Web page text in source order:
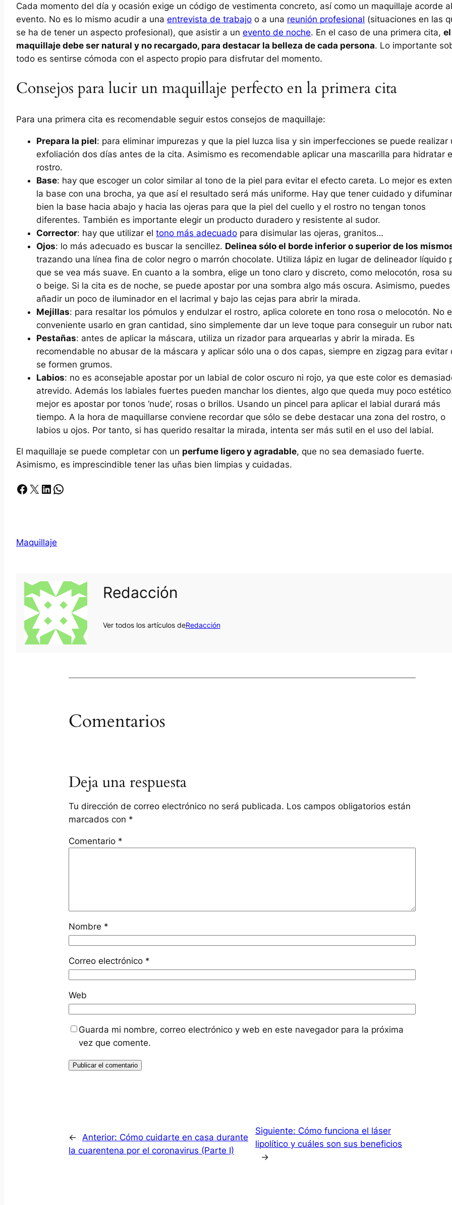
Cada momento del día y ocasión exige un código de vestimenta concreto, así como un maquillaje acorde al
evento. No es lo mismo acudir a una entrevista de trabajo o a una reunión profesional (situaciones en las
se ha de tener un aspecto profesional), que asistir a un evento de noche. En el caso de una primera cita, el
maquillaje debe ser natural y no recargado, para destacar la belleza de cada persona. Lo importante
todo es sentirse cómoda con el aspecto propio para disfrutar del momento.
Consejos para lucir un maquillaje perfecto en la primera cita
Para una primera cita es recomendable seguir estos consejos de maquillaje:
Prepara la piel: para eliminar impurezas y que la piel luzca lisa y sin imperfecciones se puede realizar
exfoliación dos días antes de la cita. Asimismo es recomendable aplicar una mascarilla para hidratar
rostro.
Base: hay que escoger un color similar al tono de la piel para evitar el efecto careta. Lo mejor es
la base con una brocha, ya que así el resultado será más uniforme. Hay que tener cuidado y difuminar
bien la base hacia abajo y hacia las ojeras para que la piel del cuello y el rostro no tengan tonos
diferentes. También es importante elegir un producto duradero y resistente al sudor.
Corrector: hay que utilizar el tono más adecuado para disimular las ojeras, granitos…
Ojos: lo más adecuado es buscar la sencillez. Delinea sólo el borde inferior o superior de los
trazando una línea fina de color negro o marrón chocolate. Utiliza lápiz en lugar de delineador líquido
que se vea más suave. En cuanto a la sombra, elige un tono claro y discreto, como melocotón, rosa
o beige. Si la cita es de noche, se puede apostar por una sombra algo más oscura. Asimismo, puedes
añadir un poco de iluminador en el lacrimal y bajo las cejas para abrir la mirada.
Mejillas: para resaltar los pómulos y endulzar el rostro, aplica colorete en tono rosa o melocotón. No
conveniente usarlo en gran cantidad, sino simplemente dar un leve toque para conseguir un rubor
Pestañas: antes de aplicar la máscara, utiliza un rizador para arquearlas y abrir la mirada. Es
recomendable no abusar de la máscara y aplicar sólo una o dos capas, siempre en zigzag para evitar
se formen grumos.
Labios: no es aconsejable apostar por un labial de color oscuro ni rojo, ya que este color es
atrevido. Además los labiales fuertes pueden manchar los dientes, algo que queda muy poco
mejor es apostar por tonos ‘nude’, rosas o brillos. Usando un pincel para aplicar el labial durará más
tiempo. A la hora de maquillarse conviene recordar que sólo se debe destacar una zona del rostro, o
labios u ojos. Por tanto, si has querido resaltar la mirada, intenta ser más sutil en el uso del labial.
El maquillaje se puede completar con un perfume ligero y agradable, que no sea demasiado fuerte.
Asimismo, es imprescindible tener las uñas bien limpias y cuidadas.
Facebook X LinkedIn Whatsapp
Maquillaje
Redacción
Ver todos los artículos deRedacción
Comentarios
Deja una respuesta
Tu dirección de correo electrónico no será publicada. Los campos obligatorios están
marcados con *
Comentario *
Nombre *
Correo electrónico *
Web
Guarda mi nombre, correo electrónico y web en este navegador para la próxima
vez que comente.
← Anterior: Cómo cuidarte en casa durante
la cuarentena por el coronavirus (Parte I)
Siguiente: Cómo funciona el láser
lipolítico y cuáles son sus beneficios
→